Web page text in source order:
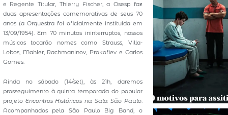
e Regente Titular, Thierry Fischer, a Osesp faz
duas apresentações comemorativas de seus 70
anos (a Orquestra foi oficialmente instituída em
13/09/1954). Em 70 minutos ininterruptos, nossos
músicos tocarão nomes como Strauss, Villa-
Lobos, Mahler, Rachmaninov, Prokofiev e Carlos
Gomes.
Ainda no sábado (14/set), às 21h, daremos
prosseguimento à quinta temporada do popular
projeto Encontros Históricos na Sala São Paulo.
Acompanhados pela São Paulo Big Band, o